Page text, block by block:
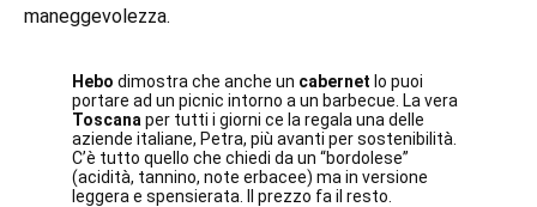
maneggevolezza.
Hebo dimostra che anche un cabernet lo puoi
portare ad un picnic intorno a un barbecue. La vera
Toscana per tutti i giorni ce la regala una delle
aziende italiane, Petra, più avanti per sostenibilità.
C’è tutto quello che chiedi da un “bordolese”
(acidità, tannino, note erbacee) ma in versione
leggera e spensierata. Il prezzo fa il resto.